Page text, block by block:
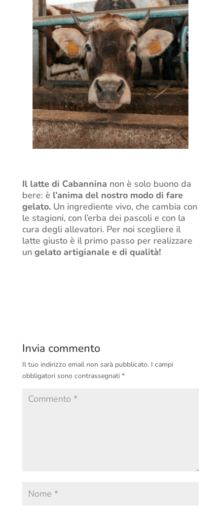
Il latte di Cabannina non è solo buono da
bere: è l’anima del nostro modo di fare
gelato.Un ingrediente vivo, che cambia con
le stagioni, con l’erba dei pascoli e con la
cura degli allevatori. Per noi scegliere il
latte giusto è il primo passo per realizzare
un gelato artigianale e di qualità!
Invia commento
Il tuo indirizzo email non sarà pubblicato. I campi
obbligatori sono contrassegnati *